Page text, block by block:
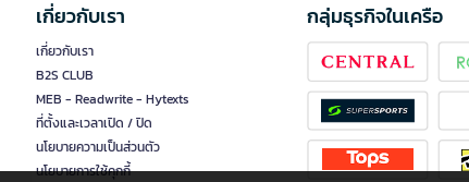
เกี่ยวกับเรา
เกี่ยวกับเรา
B2S CLUB
MEB - Readwrite - Hytexts
ที่ตั้งและเวลาเปิด / ปิด
นโยบายความเป็นส่วนตัว
นโยบายการใช้คุกกี้
กลุ่มธุรกิจในเครือ